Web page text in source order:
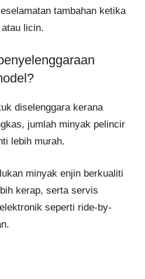
tambahan ketika
licin.
diselenggara kerana
jumlah minyak pelincir
lebih murah.
minyak enjin berkualiti
kerap, serta servis
seperti ride-by-